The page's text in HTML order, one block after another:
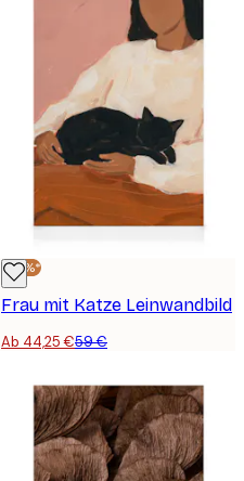
-25%*
Frau mit Katze Leinwandbild
Ab 44,25 €59 €